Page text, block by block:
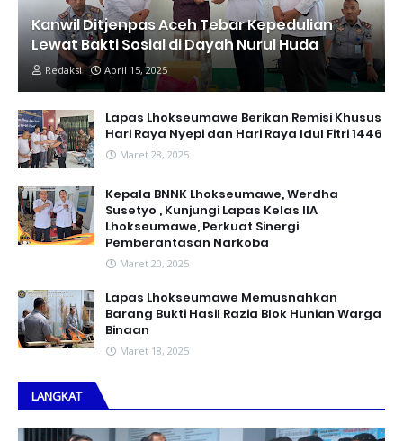
Kanwil Ditjenpas Aceh Tebar Kepedulian
Lewat Bakti Sosial di Dayah Nurul Huda
Redaksi April 15, 2025
Lapas Lhokseumawe Berikan Remisi Khusus
Hari Raya Nyepi dan Hari Raya Idul Fitri 1446
Maret 28, 2025
Kepala BNNK Lhokseumawe, Werdha
Susetyo , Kunjungi Lapas Kelas IIA
Lhokseumawe, Perkuat Sinergi
Pemberantasan Narkoba
Maret 20, 2025
Lapas Lhokseumawe Memusnahkan
Barang Bukti Hasil Razia Blok Hunian Warga
Binaan
Maret 18, 2025
LANGKAT